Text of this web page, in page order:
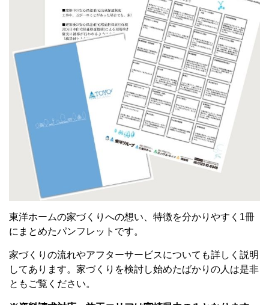
東洋ホームの家づくりへの想い、特徴を分かりやすく1冊
にまとめたパンフレットです。
家づくりの流れやアフターサービスについても詳しく説明
してあります。 家づくりを検討し始めたばかりの人は是非
ともご覧ください。